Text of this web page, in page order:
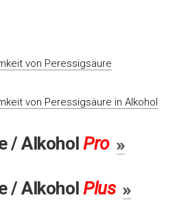
von Peressigsäure
von Peressigsäure in Alkohol
/ Alkohol Pro
/ Alkohol Plus